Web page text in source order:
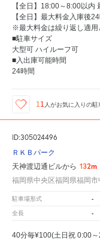
【全日】18:00～8:00以内
【全日】最大料金入庫後
※最大料金は繰り返し適用
■駐車サイズ
大型可 ハイルーフ可
■入出庫可能時間
24時間
11 人がお気に入りの駐
ID:305024496
ＲＫＢパーク
天神渡辺通ビルから 132m
福岡県中央区福岡県福岡
駐車場形式 -
全長 -
40分毎¥100(土日祝 0:00